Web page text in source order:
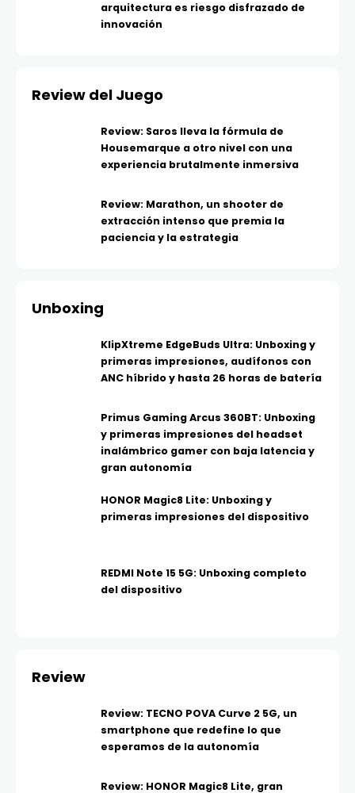
arquitectura es riesgo disfrazado de
innovación
Review del Juego
Review: Saros lleva la fórmula de
Housemarque a otro nivel con una
experiencia brutalmente inmersiva
Review: Marathon, un shooter de
extracción intenso que premia la
paciencia y la estrategia
Unboxing
KlipXtreme EdgeBuds Ultra: Unboxing y
primeras impresiones, audífonos con
ANC híbrido y hasta 26 horas de batería
Primus Gaming Arcus 360BT: Unboxing
y primeras impresiones del headset
inalámbrico gamer con baja latencia y
gran autonomía
HONOR Magic8 Lite: Unboxing y
primeras impresiones del dispositivo
REDMI Note 15 5G: Unboxing completo
del dispositivo
Review
Review: TECNO POVA Curve 2 5G, un
smartphone que redefine lo que
esperamos de la autonomía
Review: HONOR Magic8 Lite, gran